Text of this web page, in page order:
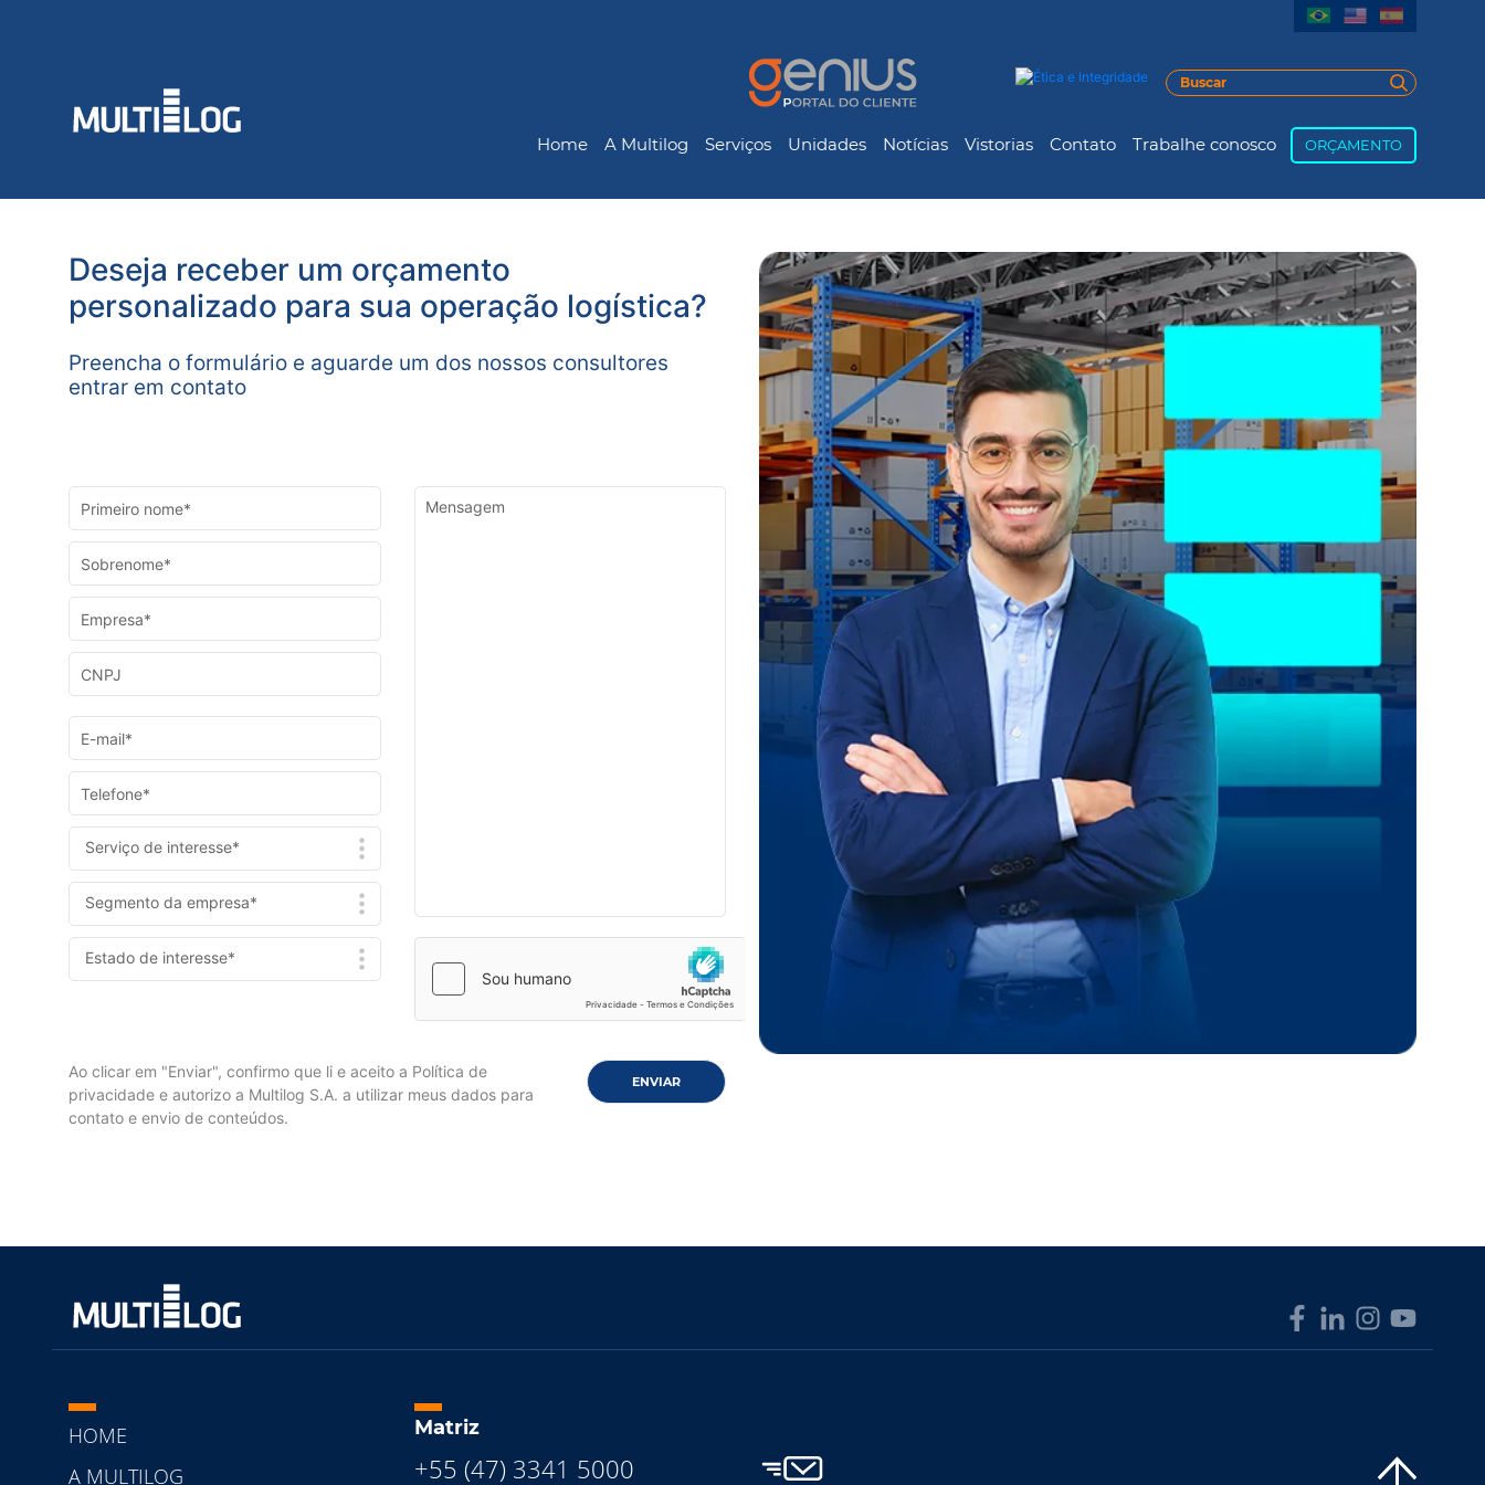
Home A Multilog Serviços Unidades Notícias Vistorias Contato Trabalhe conosco ORÇAMENTO
Deseja receber um orçamento
personalizado para sua operação logística?
Preencha o formulário e aguarde um dos nossos consultores
entrar em contato
Ao clicar em "Enviar", confirmo que li e aceito a Política de
privacidade e autorizo a Multilog S.A. a utilizar meus dados para
contato e envio de conteúdos.
ENVIAR
HOME
A MULTILOG
Matriz
+55 (47) 3341 5000